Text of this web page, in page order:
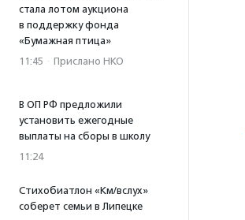
стала лотом аукциона
в поддержку фонда
«Бумажная птица»
11:45 · Прислано НКО
В ОП РФ предложили
установить ежегодные
выплаты на сборы в школу
11:24
Стихобиатлон «Км/вслух»
соберет семьи в Липецке